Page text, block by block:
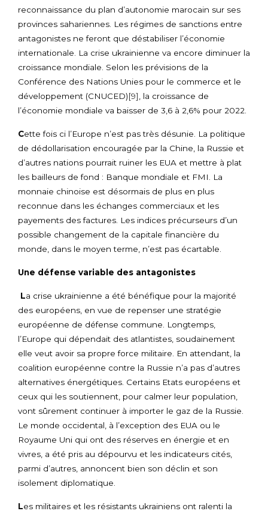
reconnaissance du plan d’autonomie marocain sur ses
provinces sahariennes. Les régimes de sanctions entre
antagonistes ne feront que déstabiliser l’économie
internationale. La crise ukrainienne va encore diminuer la
croissance mondiale. Selon les prévisions de la
Conférence des Nations Unies pour le commerce et le
développement (CNUCED)[9]
, la croissance de
l’économie mondiale va baisser de 3,6 à 2,6% pour 2022.
Cette fois ci l’Europe n’est pas très désunie. La politique
de dédollarisation encouragée par la Chine, la Russie et
d’autres nations pourrait ruiner les EUA et mettre à plat
les bailleurs de fond : Banque mondiale et FMI. La
monnaie chinoise est désormais de plus en plus
reconnue dans les échanges commerciaux et les
payements des factures. Les indices précurseurs d’un
possible changement de la capitale financière du
monde, dans le moyen terme, n’est pas écartable.
Une défense variable des antagonistes
La crise ukrainienne a été bénéfique pour la majorité
des européens, en vue de repenser une stratégie
européenne de défense commune. Longtemps,
l’Europe qui dépendait des atlantistes, soudainement
elle veut avoir sa propre force militaire. En attendant, la
coalition européenne contre la Russie n’a pas d’autres
alternatives énergétiques. Certains Etats européens et
ceux qui les soutiennent, pour calmer leur population,
vont sûrement continuer à importer le gaz de la Russie.
Le monde occidental, à l’exception des EUA ou le
Royaume Uni qui ont des réserves en énergie et en
vivres, a été pris au dépourvu et les indicateurs cités,
parmi d’autres, annoncent bien son déclin et son
isolement diplomatique.
Les militaires et les résistants ukrainiens ont ralenti la